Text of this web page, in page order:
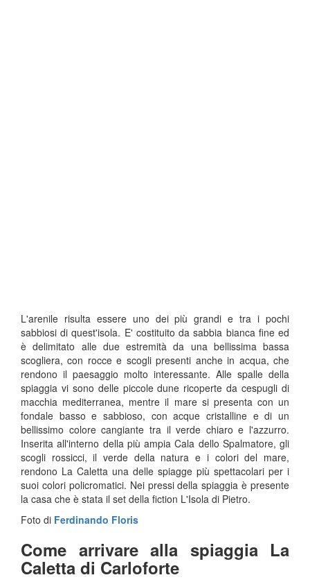
L'arenile risulta essere uno dei più grandi e tra i pochi
sabbiosi di quest'isola. E' costituito da sabbia bianca fine ed
è delimitato alle due estremità da una bellissima bassa
scogliera, con rocce e scogli presenti anche in acqua, che
rendono il paesaggio molto interessante. Alle spalle della
spiaggia vi sono delle piccole dune ricoperte da cespugli di
macchia mediterranea, mentre il mare si presenta con un
fondale basso e sabbioso, con acque cristalline e di un
bellissimo colore cangiante tra il verde chiaro e l'azzurro.
Inserita all'interno della più ampia Cala dello Spalmatore, gli
scogli rossicci, il verde della natura e i colori del mare,
rendono La Caletta una delle spiagge più spettacolari per i
suoi colori policromatici. Nei pressi della spiaggia è presente
la casa che è stata il set della fiction L'Isola di Pietro.
Foto di Ferdinando Floris
Come arrivare alla spiaggia La
Caletta di Carloforte